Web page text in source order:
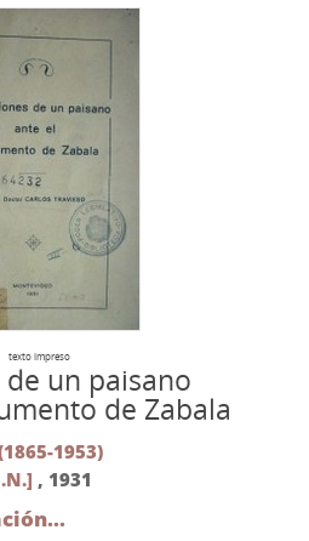
texto impreso
un paisano
de Zabala
1953)
, 1931